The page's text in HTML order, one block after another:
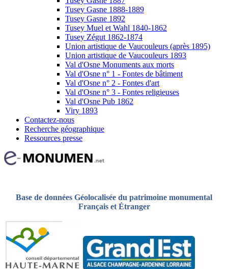
Tusey Gasne 1888-1889
Tusey Gasne 1892
Tusey Muel et Wahl 1840-1862
Tusey Zégut 1862-1874
Union artistique de Vaucouleurs (après 1895)
Union artistique de Vaucouleurs 1893
Val d'Osne Monuments aux morts
Val d'Osne n° 1 - Fontes de bâtiment
Val d'Osne n° 2 - Fontes d'art
Val d'Osne n° 3 - Fontes religieuses
Val d'Osne Pub 1862
Viry 1893
Contactez-nous
Recherche géographique
Ressources presse
Base de données Géolocalisée du patrimoine monumental
Français et Étranger